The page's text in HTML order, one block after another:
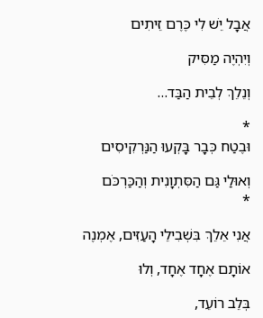
אֲבָל יֵשׁ לִי כֶּרֶם זֵיתִים
וְיִהְיֶה מַסִּיק
וְנֵלֵךְ לְבֵית הַבַּד…
*
וּבֶטַח כְּבָר בָּקְעוּ הַנַּרְקִיסִים
וְאוּלַי גַּם הַסִּתְוָנִית וְהַכַּרְכֹּם
*
אֲנִי אֵלֵךְ בִּשְׁבִילֵי הָעַזִּים, אֶמְנֶה
אוֹתָם אֶחָד אֶחָד, וְלוּ
בְּלֵב רוֹעֵד,